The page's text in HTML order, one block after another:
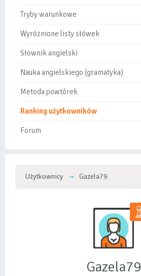
Tryby warunkowe
Wyróżnione listy słówek
Słownik angielski
Nauka angielskiego (gramatyka)
Metoda powtórek
Ranking użytkowników
Forum
Użytkownicy Gazela79
Gazela79